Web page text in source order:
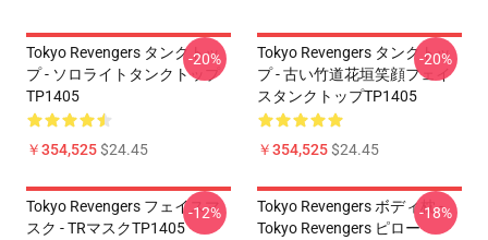
Tokyo Revengers タンクトッ
プ - ソロライトタンクトップ
TP1405
￥354,525$24.45
-20%
Tokyo Revengers タンクトッ
プ - 古い竹道花垣笑顔フェイ
スタンクトップTP1405
￥354,525$24.45
-20%
Tokyo Revengers フェイスマ
スク - TRマスクTP1405
-12%
Tokyo Revengers ボディ枕 -
Tokyo Revengers ピロー
-18%